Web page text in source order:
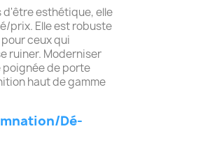
esthétique, elle
prix. Elle est robuste
ceux qui
ruiner. Moderniser
poignée de porte
haut de gamme
Dé-